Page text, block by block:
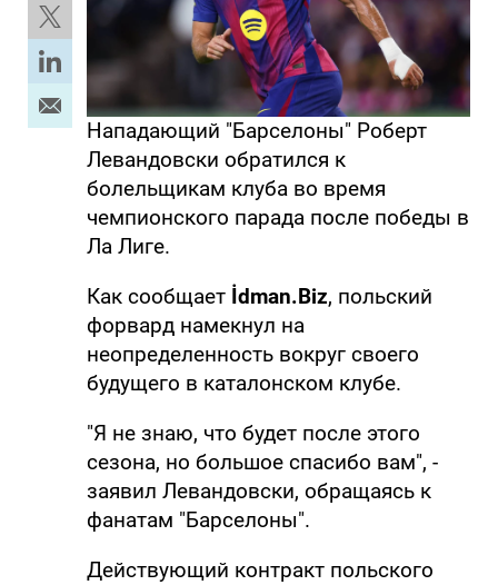
Нападающий "Барселоны" Роберт
Левандовски обратился к
болельщикам клуба во время
чемпионского парада после победы в
Ла Лиге.
Как сообщает İdman.Biz, польский
форвард намекнул на
неопределенность вокруг своего
будущего в каталонском клубе.
"Я не знаю, что будет после этого
сезона, но большое спасибо вам", -
заявил Левандовски, обращаясь к
фанатам "Барселоны".
Действующий контракт польского